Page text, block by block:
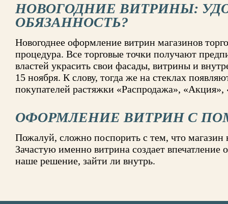
НОВОГОДНИЕ ВИТРИНЫ:
ОБЯЗАННОСТЬ?
Новогоднее оформление витрин магазинов
процедура. Все торговые точки получают
властей украсить свои фасады, витрины и
15 ноября. К слову, тогда же на стеклах
покупателей растяжки «Распродажа»,
ОФОРМЛЕНИЕ ВИТРИН С
Пожалуй, сложно поспорить с тем, что магазин
Зачастую именно витрина создает впечатление
наше решение, зайти ли внутрь.